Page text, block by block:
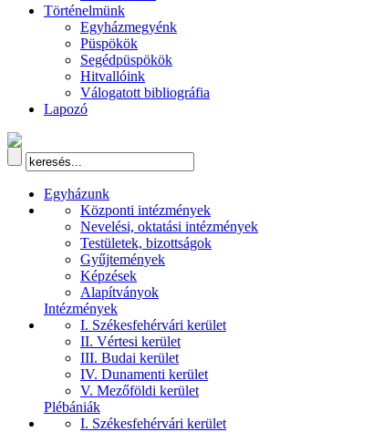
Történelmünk
Egyházmegyénk
Püspökök
Segédpüspökök
Hitvallóink
Válogatott bibliográfia
Lapozó
Egyházunk
Központi intézmények
Nevelési, oktatási intézmények
Testületek, bizottságok
Gyűjtemények
Képzések
Alapítványok
Intézmények
I. Székesfehérvári kerület
II. Vértesi kerület
III. Budai kerület
IV. Dunamenti kerület
V. Mezőföldi kerület
Plébániák
I. Székesfehérvári kerület